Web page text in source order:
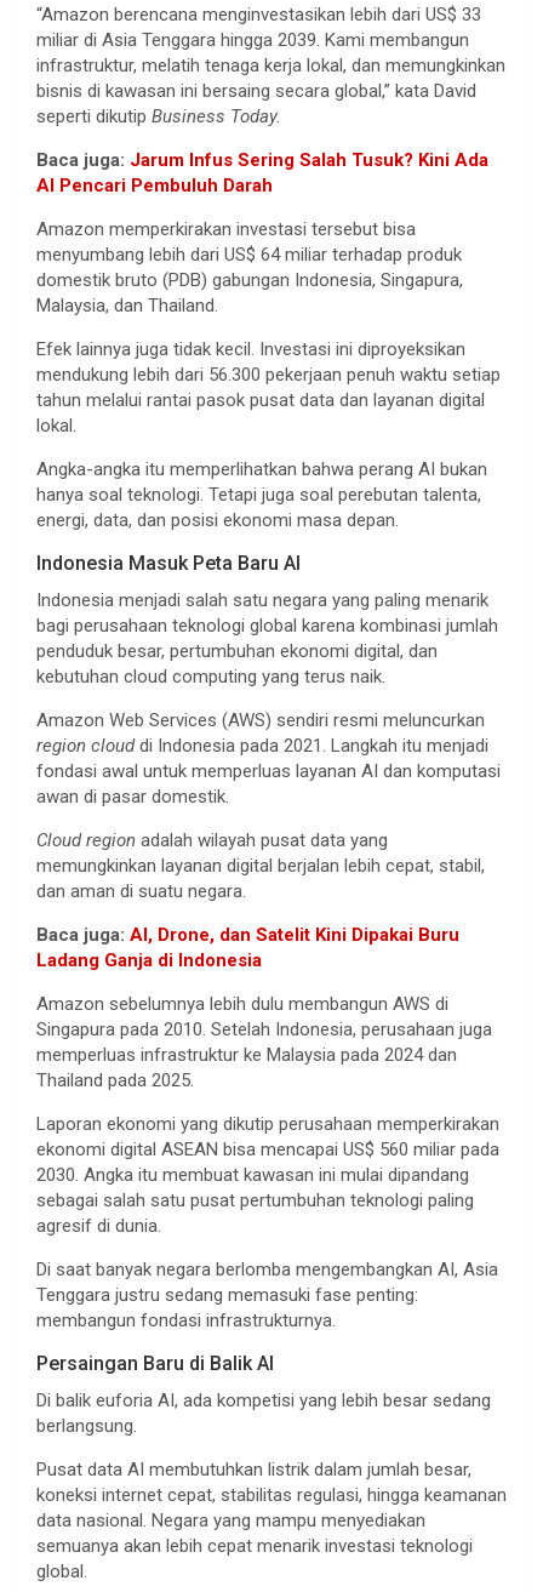
“Amazon berencana menginvestasikan lebih dari US$ 33
miliar di Asia Tenggara hingga 2039. Kami membangun
infrastruktur, melatih tenaga kerja lokal, dan memungkinkan
bisnis di kawasan ini bersaing secara global,” kata David
seperti dikutip Business Today.
Baca juga: Jarum Infus Sering Salah Tusuk? Kini Ada
AI Pencari Pembuluh Darah
Amazon memperkirakan investasi tersebut bisa
menyumbang lebih dari US$ 64 miliar terhadap produk
domestik bruto (PDB) gabungan Indonesia, Singapura,
Malaysia, dan Thailand.
Efek lainnya juga tidak kecil. Investasi ini diproyeksikan
mendukung lebih dari 56.300 pekerjaan penuh waktu setiap
tahun melalui rantai pasok pusat data dan layanan digital
lokal.
Angka-angka itu memperlihatkan bahwa perang AI bukan
hanya soal teknologi. Tetapi juga soal perebutan talenta,
energi, data, dan posisi ekonomi masa depan.
Indonesia Masuk Peta Baru AI
Indonesia menjadi salah satu negara yang paling menarik
bagi perusahaan teknologi global karena kombinasi jumlah
penduduk besar, pertumbuhan ekonomi digital, dan
kebutuhan cloud computing yang terus naik.
Amazon Web Services (AWS) sendiri resmi meluncurkan
region clouddi Indonesia pada 2021. Langkah itu menjadi
fondasi awal untuk memperluas layanan AI dan komputasi
awan di pasar domestik.
Cloud region adalah wilayah pusat data yang
memungkinkan layanan digital berjalan lebih cepat, stabil,
dan aman di suatu negara.
Baca juga: AI, Drone, dan Satelit Kini Dipakai Buru
Ladang Ganja di Indonesia
Amazon sebelumnya lebih dulu membangun AWS di
Singapura pada 2010. Setelah Indonesia, perusahaan juga
memperluas infrastruktur ke Malaysia pada 2024 dan
Thailand pada 2025.
Laporan ekonomi yang dikutip perusahaan memperkirakan
ekonomi digital ASEAN bisa mencapai US$ 560 miliar pada
2030. Angka itu membuat kawasan ini mulai dipandang
sebagai salah satu pusat pertumbuhan teknologi paling
agresif di dunia.
Di saat banyak negara berlomba mengembangkan AI, Asia
Tenggara justru sedang memasuki fase penting:
membangun fondasi infrastrukturnya.
Persaingan Baru di Balik AI
Di balik euforia AI, ada kompetisi yang lebih besar sedang
berlangsung.
Pusat data AI membutuhkan listrik dalam jumlah besar,
koneksi internet cepat, stabilitas regulasi, hingga keamanan
data nasional. Negara yang mampu menyediakan
semuanya akan lebih cepat menarik investasi teknologi
global.